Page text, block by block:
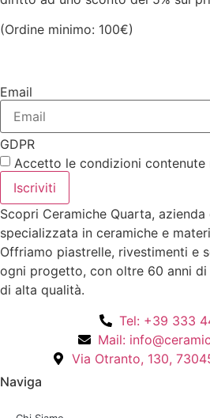
(Ordine minimo: 100€)
Email
GDPR
Accetto le condizioni contenute
Iscriviti
Scopri Ceramiche Quarta, azienda
specializzata in ceramiche e
Offriamo piastrelle, rivestimenti e
ogni progetto, con oltre 60 anni
di alta qualità.
Tel: +39 333
Mail:
Via Otranto, 130,
Naviga